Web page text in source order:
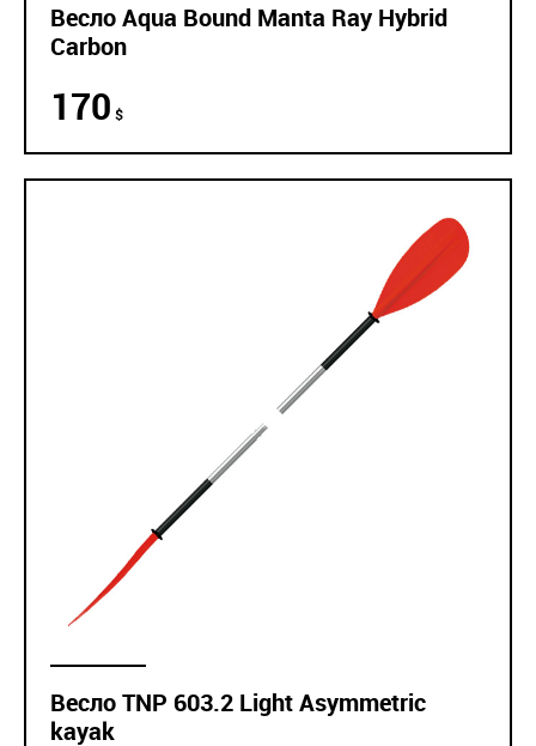
Весло Aqua Bound Manta Ray Hybrid
Carbon
170 $
Весло TNP 603.2 Light Asymmetric
kayak